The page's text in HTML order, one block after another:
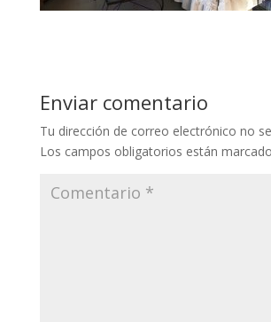
Enviar comentario
Tu dirección de correo electrónico no
Los campos obligatorios están